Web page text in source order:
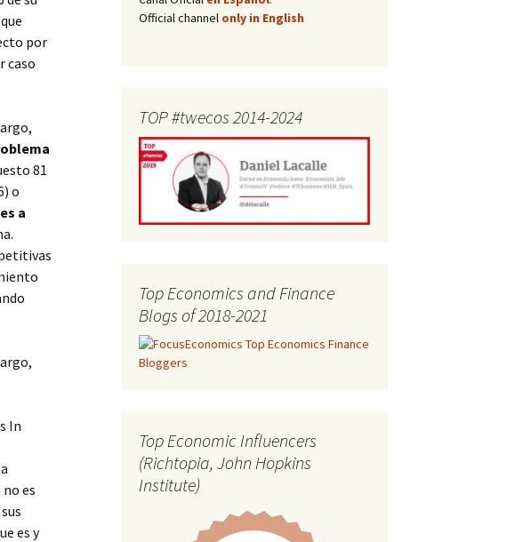
por
caso
81
o
a
In
es
es y
Official channel only in English
TOP #twecos 2014-2024
Top Economics and Finance
Blogs of 2018-2021
Top Economic Influencers
(Richtopia, John Hopkins
Institute)